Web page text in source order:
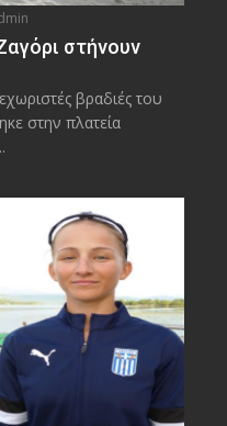
στήνουν
βραδιές του
στην πλατεία